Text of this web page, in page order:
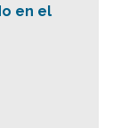
en el